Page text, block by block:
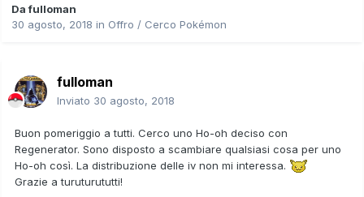
Dafulloman
30 agosto, 2018 in Offro / Cerco Pokémon
fulloman
Inviato 30 agosto, 2018
Buon pomeriggio a tutti. Cerco uno Ho-oh deciso con
Regenerator. Sono disposto a scambiare qualsiasi cosa per uno
Ho-oh così. La distribuzione delle iv non mi interessa.
Grazie a turuturututti!